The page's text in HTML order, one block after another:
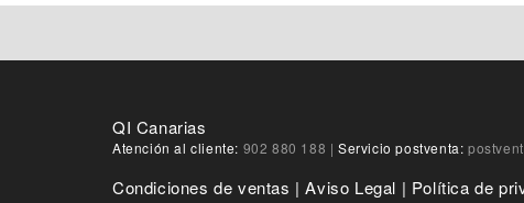
QI Canarias
Atención al cliente: 902 880 188 | Servicio postventa:
Condiciones de ventas |Aviso Legal | Política de